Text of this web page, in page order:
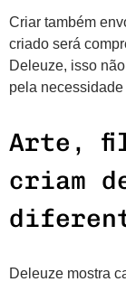
Criar também
criado será
Deleuze, isso
pela
Arte,
criam
Deleuze mostra